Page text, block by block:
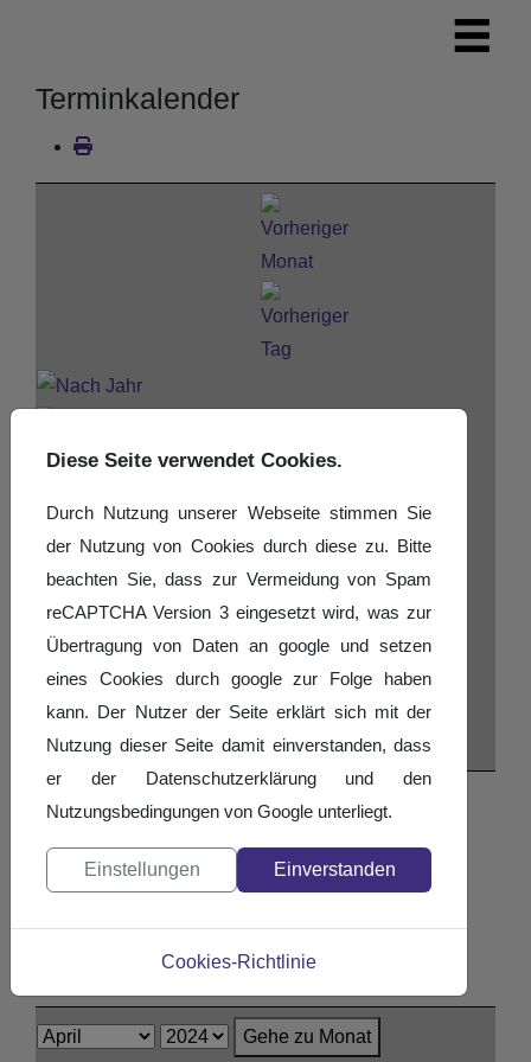
Terminkalender
Nach Woche
Gehe zu Monat
Diese Seite verwendet Cookies.
Durch Nutzung unserer Webseite stimmen Sie
der Nutzung von Cookies durch diese zu. Bitte
beachten Sie, dass zur Vermeidung von Spam
reCAPTCHA Version 3 eingesetzt wird, was zur
Übertragung von Daten an google und setzen
eines Cookies durch google zur Folge haben
kann. Der Nutzer der Seite erklärt sich mit der
Nutzung dieser Seite damit einverstanden, dass
er der Datenschutzerklärung und den
Nutzungsbedingungen von Google unterliegt.
Einstellungen Einverstanden
Cookies-Richtlinie